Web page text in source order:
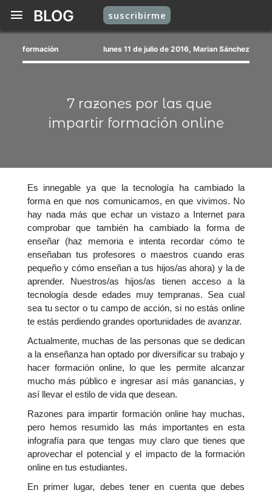
BLOG suscribirme
formación lunes 11 de julio de 2016, Marian Sánchez
7 razones por las que
impartir formación online
Es innegable ya que la tecnología ha cambiado la
forma en que nos comunicamos, en que vivimos. No
hay nada más que echar un vistazo a Internet para
comprobar que también ha cambiado la forma de
enseñar (haz memoria e intenta recordar cómo te
enseñaban tus profesores o maestros cuando eras
pequeño y cómo enseñan a tus hijos/as ahora) y la de
aprender. Nuestros/as hijos/as tienen acceso a la
tecnología desde edades muy tempranas. Sea cual
sea tu sector o tu campo de acción, si no estás online
te estás perdiendo grandes oportunidades de avanzar.
Actualmente, muchas de las personas que se dedican
a la enseñanza han optado por diversificar su trabajo y
hacer formación online, lo que les permite alcanzar
mucho más público e ingresar así más ganancias, y
así llevar el estilo de vida que desean.
Razones para impartir formación online hay muchas,
pero hemos resumido las más importantes en esta
infografía para que tengas muy claro que tienes que
aprovechar el potencial y el impacto de la formación
online en tus estudiantes.
En primer lugar, debes tener en cuenta que debes